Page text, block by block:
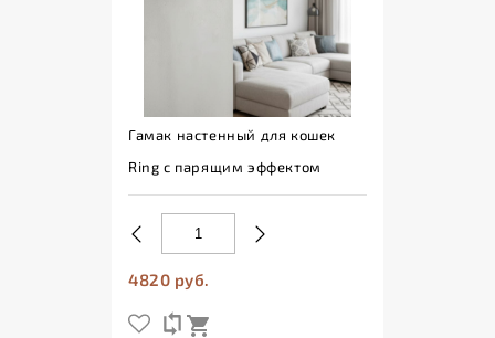
Гамак настенный для кошек
Ring с парящим эффектом
4820 руб.